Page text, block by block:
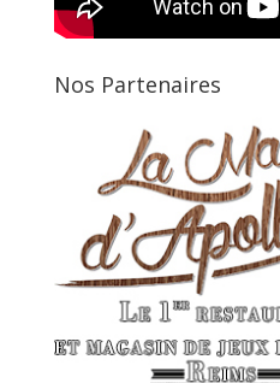
Nos Partenaires